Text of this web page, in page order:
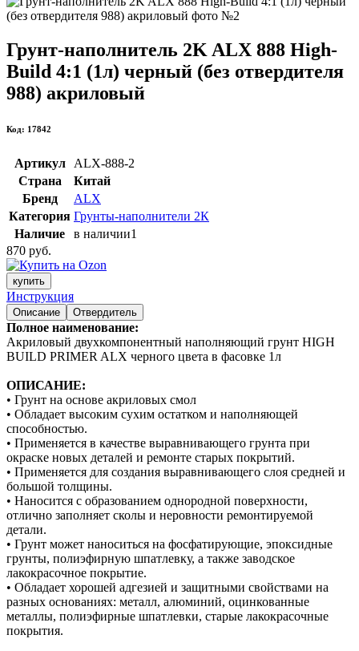
Грунт-наполнитель 2K ALX 888 High-
Build 4:1 (1л) черный (без отвердителя
988) акриловый
Код: 17842
Артикул
ALX-888-2
Страна
Китай
Бренд
ALX
Категория Грунты-наполнители 2К
Наличие
в наличии1
870 руб.
купить
Инструкция
Описание Отвердитель
Полное наименование:
Акриловый двухкомпонентный наполняющий грунт HIGH
BUILD PRIMER ALX черного цвета в фасовке 1л
ОПИСАНИЕ:
• Грунт на основе акриловых смол
• Обладает высоким сухим остатком и наполняющей
способностью.
• Применяется в качестве выравнивающего грунта при
окраске новых деталей и ремонте старых покрытий.
• Применяется для создания выравнивающего слоя средней и
большой толщины.
• Наносится с образованием однородной поверхности,
отлично заполняет сколы и неровности ремонтируемой
детали.
• Грунт может наноситься на фосфатирующие, эпоксидные
грунты, полиэфирную шпатлевку, а также заводское
лакокрасочное покрытие.
• Обладает хорошей адгезией и защитными свойствами на
разных основаниях: металл, алюминий, оцинкованные
металлы, полиэфирные шпатлевки, старые лакокрасочные
покрытия.